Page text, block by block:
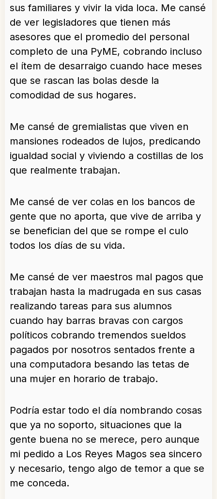
sus familiares y vivir la vida loca. Me cansé
de ver legisladores que tienen más
asesores que el promedio del personal
completo de una PyME, cobrando incluso
el ítem de desarraigo cuando hace meses
que se rascan las bolas desde la
comodidad de sus hogares.
Me cansé de gremialistas que viven en
mansiones rodeados de lujos, predicando
igualdad social y viviendo a costillas de los
que realmente trabajan.
Me cansé de ver colas en los bancos de
gente que no aporta, que vive de arriba y
se benefician del que se rompe el culo
todos los días de su vida.
Me cansé de ver maestros mal pagos que
trabajan hasta la madrugada en sus casas
realizando tareas para sus alumnos
cuando hay barras bravas con cargos
políticos cobrando tremendos sueldos
pagados por nosotros sentados frente a
una computadora besando las tetas de
una mujer en horario de trabajo.
Podría estar todo el día nombrando cosas
que ya no soporto, situaciones que la
gente buena no se merece, pero aunque
mi pedido a Los Reyes Magos sea sincero
y necesario, tengo algo de temor a que se
me conceda.